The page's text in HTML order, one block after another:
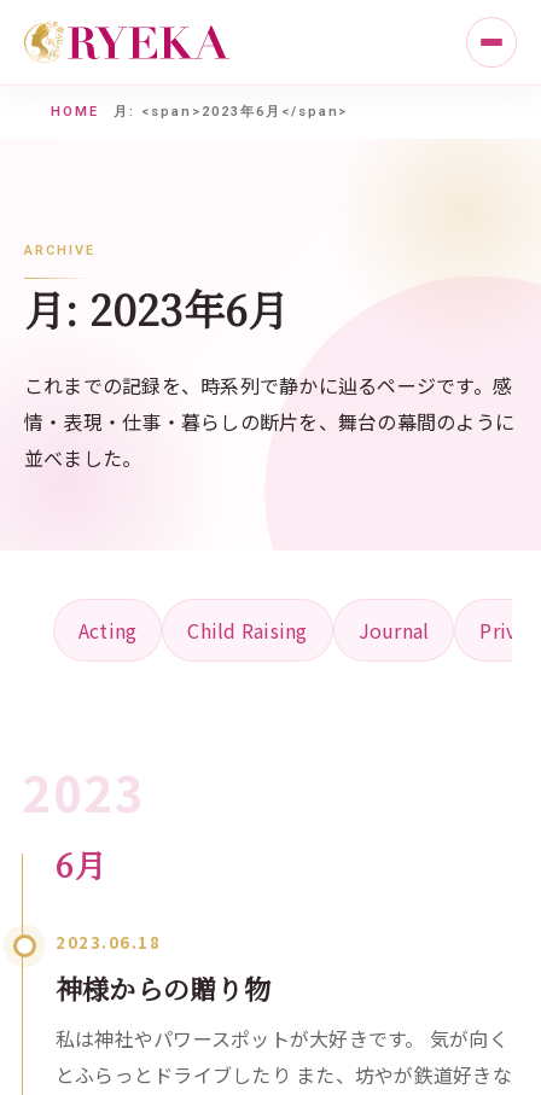
HOME 月: <span>2023年6月</span>
ARCHIVE
月: 2023年6月
これまでの記録を、時系列で静かに辿るページです。感
情・表現・仕事・暮らしの断片を、舞台の幕間のように
並べました。
Acting Child Raising Journal
2023
6月
2023.06.18
神様からの贈り物
私は神社やパワースポットが大好きです。 気が向く
とふらっとドライブしたり また、坊やが鉄道好きな